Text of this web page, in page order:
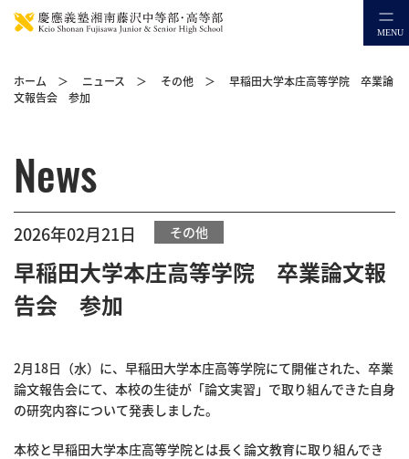
ホーム ＞ ニュース ＞ その他 ＞ 早稲田大学本庄高等学院 卒業論
文報告会 参加
News
2026年02月21日 その他
早稲田大学本庄高等学院 卒業論文報
告会 参加
2月18日（水）に、早稲田大学本庄高等学院にて開催された、卒業
論文報告会にて、本校の生徒が「論文実習」で取り組んできた自身
の研究内容について発表しました。
本校と早稲田大学本庄高等学院とは長く論文教育に取り組んでき